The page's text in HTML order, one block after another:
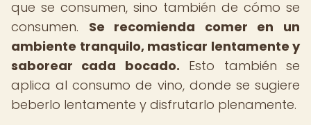
que se consumen, sino también de cómo se
consumen. Se recomienda comer en un
ambiente tranquilo, masticar lentamente y
saborear cada bocado. Esto también se
aplica al consumo de vino, donde se sugiere
beberlo lentamente y disfrutarlo plenamente.